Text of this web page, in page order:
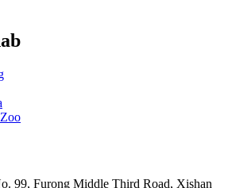
99, Furong Middle Third Road, Xishan